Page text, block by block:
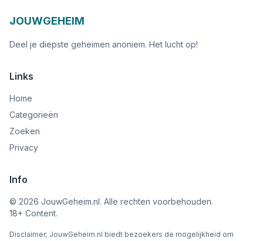
JOUWGEHEIM
Deel je diepste geheimen anoniem. Het lucht op!
Links
Home
Categorieën
Zoeken
Privacy
Info
© 2026 JouwGeheim.nl. Alle rechten voorbehouden.
18+ Content.
Disclaimer; JouwGeheim.nl biedt bezoekers de mogelijkheid om